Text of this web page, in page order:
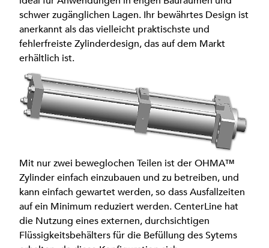
schwer zugänglichen Lagen. Ihr bewährtes Design ist
anerkannt als das vielleicht praktischste und
fehlerfreiste Zylinderdesign, das auf dem Markt
erhältlich ist.
Mit nur zwei beweglochen Teilen ist der OHMA™
Zylinder einfach einzubauen und zu betreiben, und
kann einfach gewartet werden, so dass Ausfallzeiten
auf ein Minimum reduziert werden. CenterLine hat
die Nutzung eines externen, durchsichtigen
Flüssigkeitsbehälters für die Befüllung des Sytems